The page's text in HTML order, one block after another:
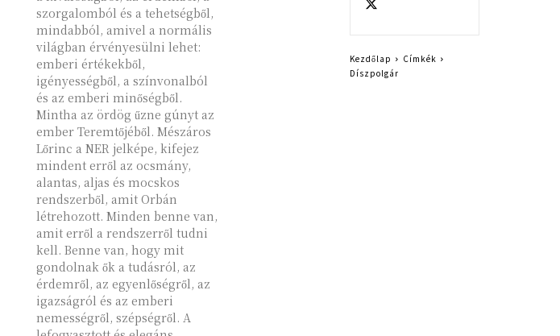
szorgalomból és a tehetségből,
mindabból, amivel a normális
világban érvényesülni lehet:
emberi értékekből,
igényességből, a színvonalból
és az emberi minőségből.
Mintha az ördög űzne gúnyt az
ember Teremtőjéből. Mészáros
Lőrinc a NER jelképe, kifejez
mindent erről az ocsmány,
alantas, aljas és mocskos
rendszerből, amit Orbán
létrehozott. Minden benne van,
amit erről a rendszerről tudni
kell. Benne van, hogy mit
gondolnak ők a tudásról, az
érdemről, az egyenlőségről, az
igazságról és az emberi
nemességről, szépségről. A
Kezdőlap
Címkék
Díszpolgár